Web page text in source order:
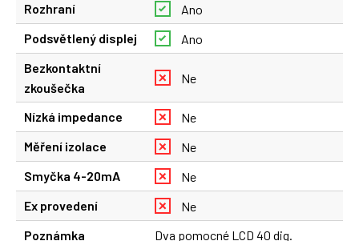
Rozhraní
Ano
Podsvětlený displej
Ano
Bezkontaktní
zkoušečka
Ne
Nízká impedance
Ne
Měření izolace
Ne
Smyčka 4-20mA
Ne
Ex provedení
Ne
Poznámka
Dva pomocné LCD 40 dig.